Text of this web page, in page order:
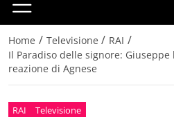
Home / Televisione / RAI /
Il Paradiso delle signore:
reazione di Agnese
RAI Televisione